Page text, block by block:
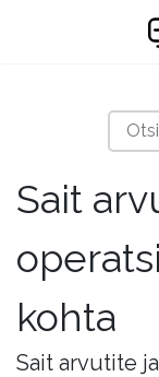
Sait
kohta
Sait arvutite